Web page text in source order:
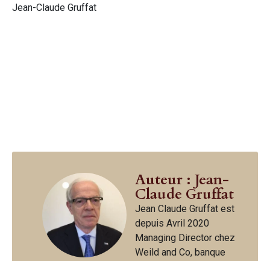
Jean-Claude Gruffat
Auteur : Jean-
Claude Gruffat
Jean Claude Gruffat est
depuis Avril 2020
Managing Director chez
Weild and Co, banque